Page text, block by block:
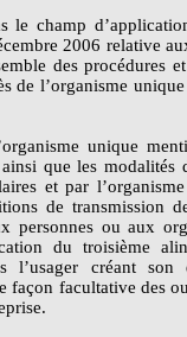
le champ
2006 relative
des procédures
de l’organisme
unique
que les modalités
et par
de transmission
personnes ou aux
du troisième
l’usager créant son
façon facultative des